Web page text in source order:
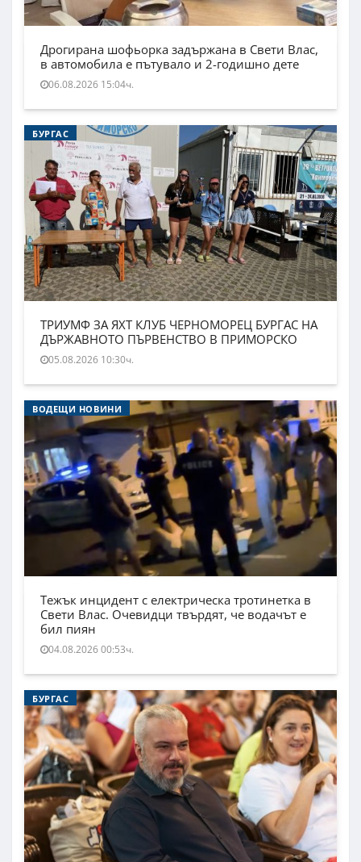
Дрогирана шофьорка задържана в Свети Влас,
в автомобила е пътувало и 2-годишно дете
06.08.2026 15:04ч.
БУРГАС
ТРИУМФ ЗА ЯХТ КЛУБ ЧЕРНОМОРЕЦ БУРГАС НА
ДЪРЖАВНОТО ПЪРВЕНСТВО В ПРИМОРСКО
05.08.2026 10:30ч.
ВОДЕЩИ НОВИНИ
Тежък инцидент с електрическа тротинетка в
Свети Влас. Очевидци твърдят, че водачът е
бил пиян
04.08.2026 00:53ч.
БУРГАС